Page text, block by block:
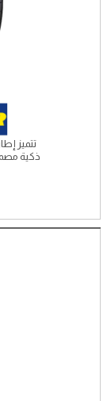
تتميز
ذكية